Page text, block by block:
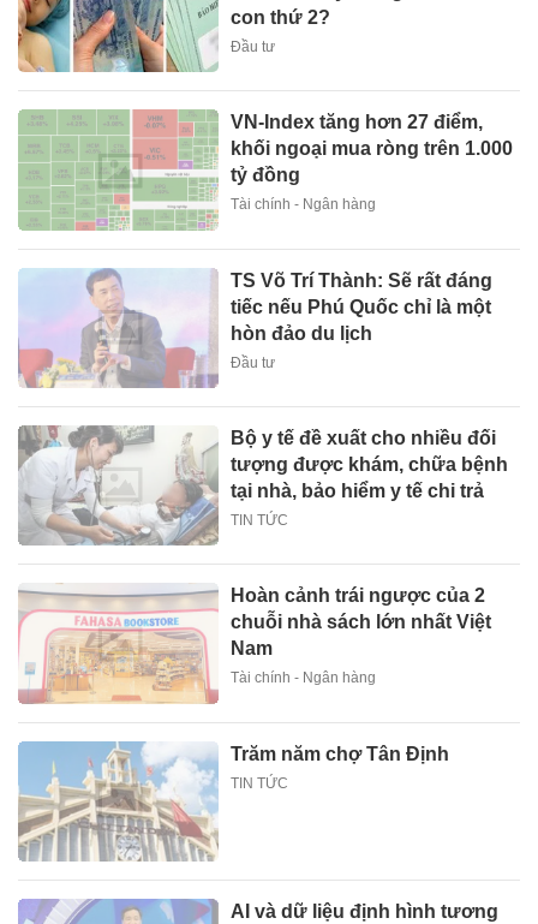
con thứ 2?
Đầu tư
VN-Index tăng hơn 27 điểm,
khối ngoại mua ròng trên 1.000
tỷ đồng
Tài chính - Ngân hàng
TS Võ Trí Thành: Sẽ rất đáng
tiếc nếu Phú Quốc chỉ là một
hòn đảo du lịch
Đầu tư
Bộ y tế đề xuất cho nhiều đối
tượng được khám, chữa bệnh
tại nhà, bảo hiểm y tế chi trả
TIN TỨC
Hoàn cảnh trái ngược của 2
chuỗi nhà sách lớn nhất Việt
Nam
Tài chính - Ngân hàng
Trăm năm chợ Tân Định
TIN TỨC
AI và dữ liệu định hình tương